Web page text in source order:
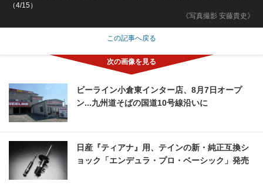
《写真撮影 安藤貴史》
（4/15）
この記事へ戻る
ビーライン小倉東インター店、8月7日オープ
ン...九州道そばの国道10号線沿いに
日産『ティアナ』用、テインの新・純正互換シ
ョック「エンデュラ・プロ・ベーシック」発売